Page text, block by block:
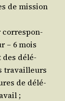
de mis­sion
cor­res­pon­
– 6 mois
des délé­
tra­vailleurs
de délé­
;